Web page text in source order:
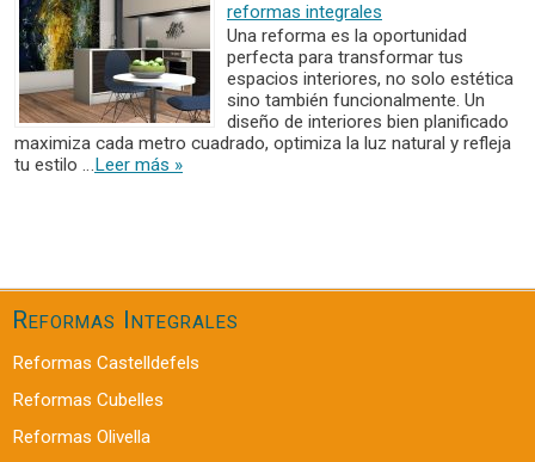
reformas integrales
Una reforma es la oportunidad
perfecta para transformar tus
espacios interiores, no solo estética
sino también funcionalmente. Un
diseño de interiores bien planificado
maximiza cada metro cuadrado, optimiza la luz natural y refleja
tu estilo …Leer más »
Reformas Integrales
Reformas Castelldefels
Reformas Cubelles
Reformas Olivella